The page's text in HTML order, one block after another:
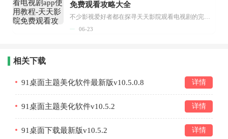
免费观看攻略大全
不少影视爱好者都在探寻天天影院观看电视剧的完整方法，结合最新平台使用规则，本篇新手入门攻略全面讲解观看渠道、检索流程、播放设置以及画面模式调整等实用内容。全文适配手机、电脑等主流设备，步骤简洁易懂，无论是初次使用的新手，还是想要优化观影体验的用户，都能参照内容快速上手，熟练掌握平台各项操作技巧，轻松畅享影视内容。...
06-23
相关下载
91桌面主题美化软件最新版v10.5.0.8 详情
91桌面主题美化软件v10.5.2 详情
91桌面下载最新版v10.5.2 详情